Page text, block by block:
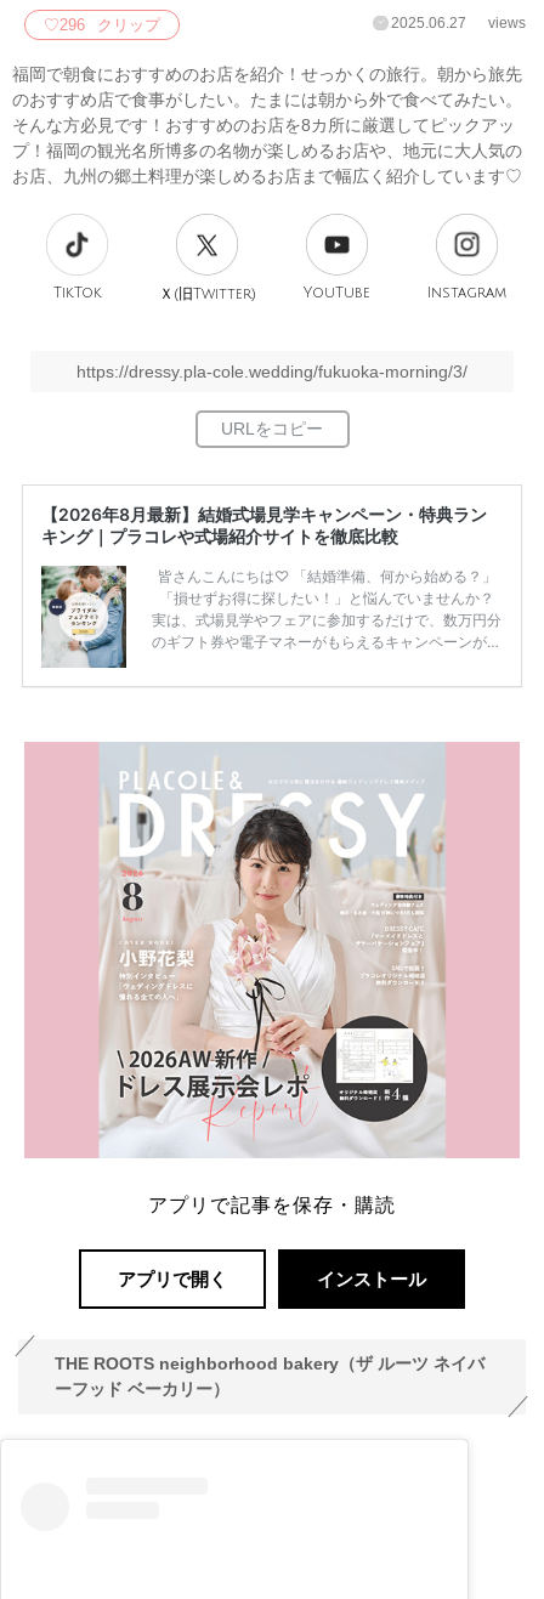
♡296 クリップ 2025.06.27 views
福岡で朝食におすすめのお店を紹介！せっかくの旅行。朝から旅先
のおすすめ店で食事がしたい。たまには朝から外で食べてみたい。
そんな方必見です！おすすめのお店を8カ所に厳選してピックアッ
プ！福岡の観光名所博多の名物が楽しめるお店や、地元に大人気の
お店、九州の郷土料理が楽しめるお店まで幅広く紹介しています♡
TikTok Ｘ(旧Twitter) YouTube Instagram
https://dressy.pla-cole.wedding/fukuoka-morning/3/
【2026年8月最新】結婚式場見学キャンペーン・特典ラン
キング｜プラコレや式場紹介サイトを徹底比較
皆さんこんにちは♡ 「結婚準備、何から始める？」
「損せずお得に探したい！」と悩んでいませんか？
実は、式場見学やフェアに参加するだけで、数万円分
のギフト券や電子マネーがもらえるキャンペーンがあ
ため、比較せずに選ぶと損をしてしまうことも……。
内容：特典金額・条件・応募方法・注意点 「どこが
一番お得？」「プラコレの特典は？」といった疑問も
解決します。 まずは診断で候補を絞れる「ウェディ
ング診断」か、体験型 […]
続きを読む
アプリで記事を保存・購読
アプリで開く インストール
THE ROOTS neighborhood bakery（ザ ルーツ ネイバ
ーフッド ベーカリー）